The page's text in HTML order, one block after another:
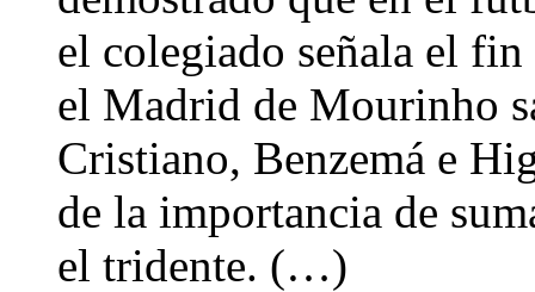
el colegiado señala el
el Madrid de Mourinho
Cristiano, Benzemá e
de la importancia de
el tridente. (…)